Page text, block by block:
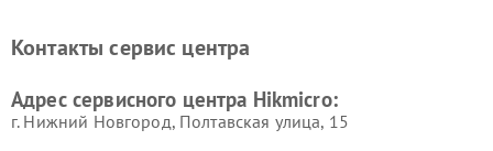
Контакты сервис центра
Адрес сервисного центра Hikmicro:
г. Нижний Новгород, Полтавская улица, 15